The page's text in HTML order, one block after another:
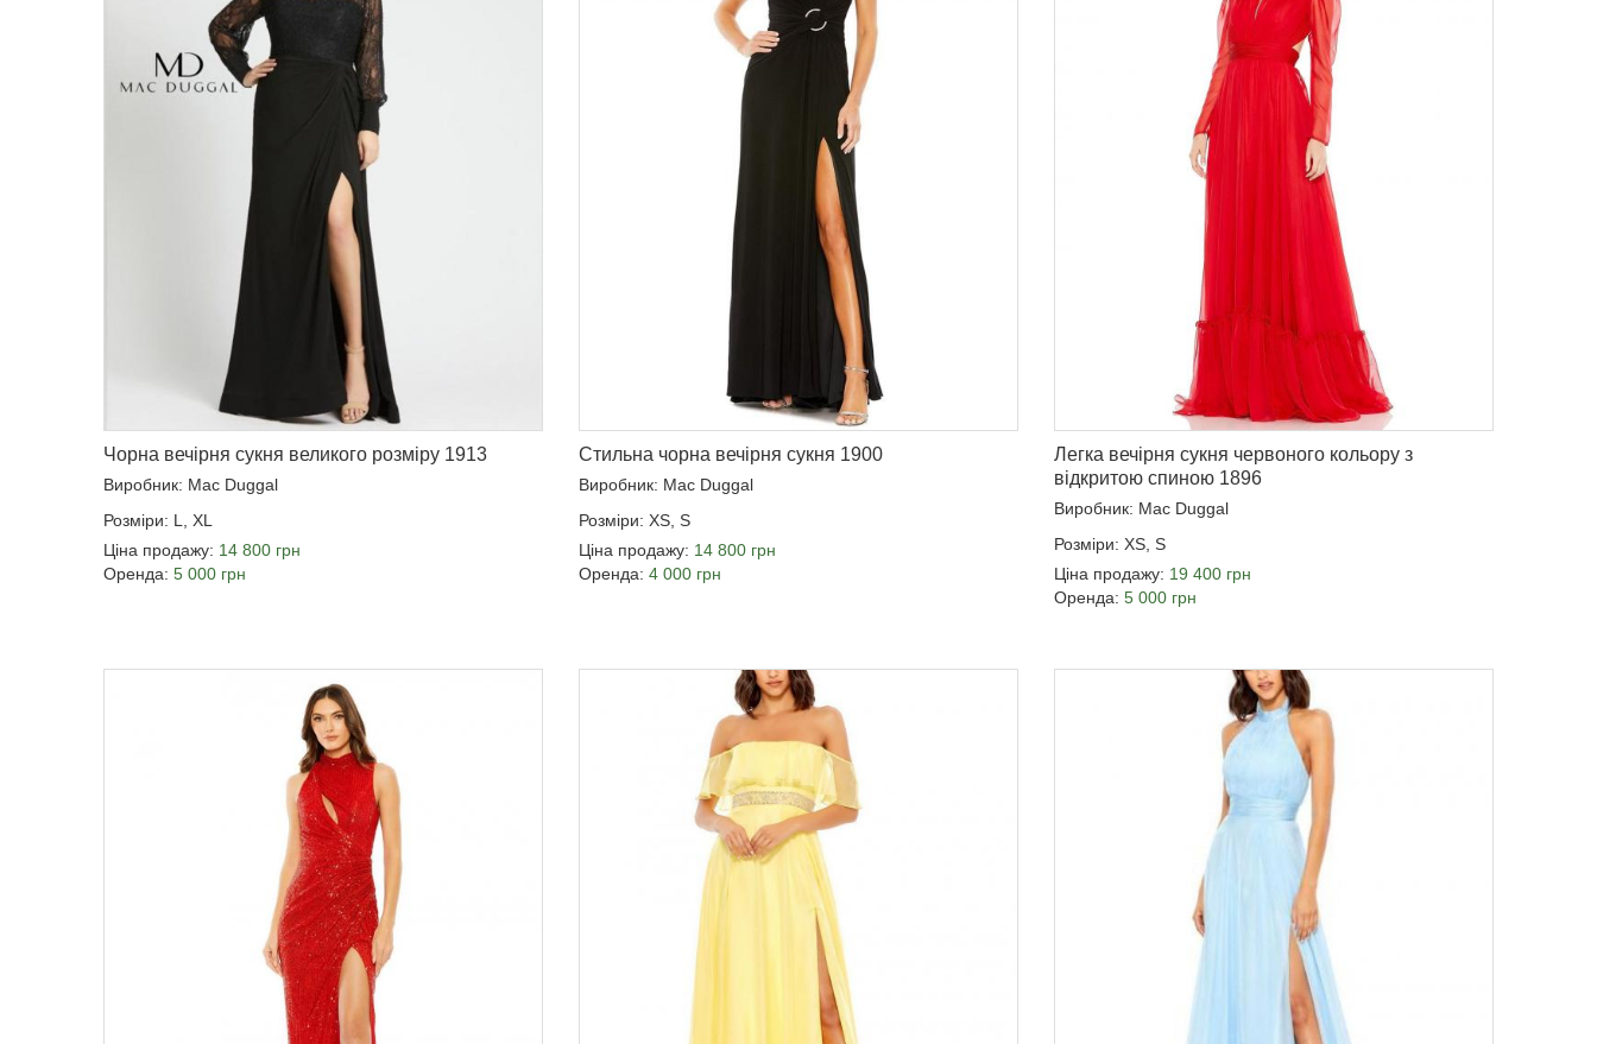
Чорна вечірня сукня великого розміру 1913
Виробник: Mac Duggal
Розміри: L, XL
Ціна продажу: 14 800 грн
Оренда: 5 000 грн
Стильна чорна вечірня сукня 1900
Виробник: Mac Duggal
Розміри: XS, S
Ціна продажу: 14 800 грн
Оренда: 4 000 грн
Легка вечірня сукня червоного кольору з
відкритою спиною 1896
Виробник: Mac Duggal
Розміри: XS, S
Ціна продажу: 19 400 грн
Оренда: 5 000 грн